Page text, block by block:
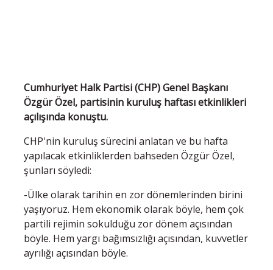
Cumhuriyet Halk Partisi (CHP) Genel Başkanı
Özgür Özel, partisinin kuruluş haftası etkinlikleri
açılışında konuştu.
CHP'nin kuruluş sürecini anlatan ve bu hafta
yapılacak etkinliklerden bahseden Özgür Özel,
şunları söyledi:
-Ülke olarak tarihin en zor dönemlerinden birini
yaşıyoruz. Hem ekonomik olarak böyle, hem çok
partili rejimin sokulduğu zor dönem açısından
böyle. Hem yargı bağımsızlığı açısından, kuvvetler
ayrılığı açısından böyle.